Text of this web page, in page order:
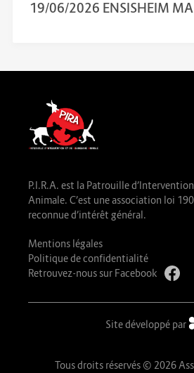
19/06/2026 ENSISHEIM
P.I.R.A. est la Patrouille
Animale. C’est une association loi
reconnue d’intérêt général.
Mentions légales
Politique de confidentialité
Retrouvez-nous sur Facebook
Site développé par
Tous droits réservés © 2026